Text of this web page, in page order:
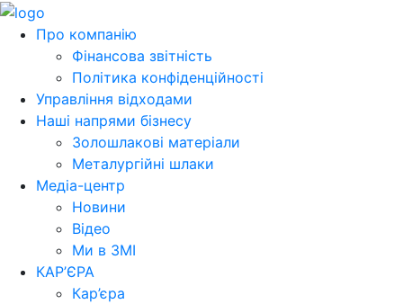
Про компанію
Фінансова звітність
Політика конфіденційності
Управління відходами
Наші напрями бізнесу
Золошлакові матеріали
Металургійні шлаки
Медіа-центр
Новини
Відео
Ми в ЗМІ
КАР’ЄРА
Кар’єра